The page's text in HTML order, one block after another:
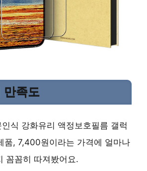
만족도
식 강화유리 액정보호필름 갤럭
품, 7,400원이라는 가격에 얼마나
꼼꼼히 따져봤어요.